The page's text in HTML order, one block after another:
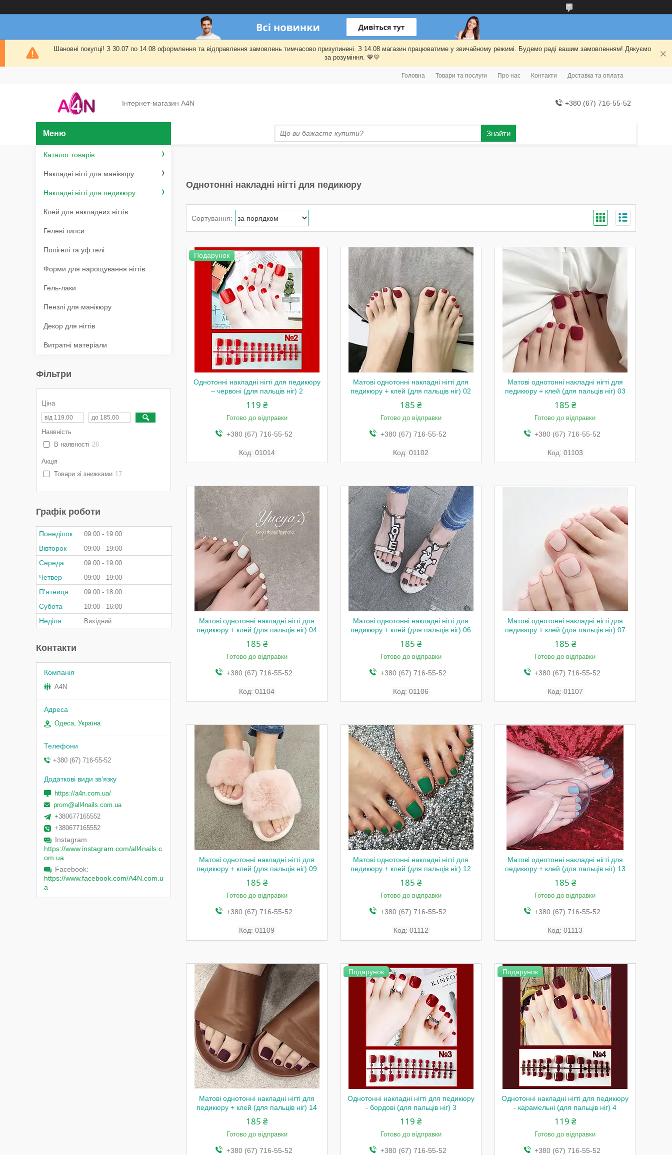
Шановні покупці! З 30.07 по 14.08 оформлення та відправлення замовлень тимчасово призупинені. З 14.08 магазин працюватиме у звичайному режимі. Будемо раді вашим замовленням! Дякуємо
за розуміння. 💙💛
Головна Товари та послуги Про нас Контакти Доставка та оплата
Інтернет-магазин A4N +380 (67) 716-55-52
Знайти
Однотонні накладні нігті для педикюру
Подарунок
Однотонні накладні нігті для педикюру
– червоні (для пальців ніг) 2
119 ₴
Готово до відправки
+380 (67) 716-55-52
01014
Матові однотонні накладні нігті для
педикюру + клей (для пальців ніг) 02
185 ₴
Готово до відправки
+380 (67) 716-55-52
01102
Матові однотонні накладні нігті для
педикюру + клей (для пальців ніг) 03
185 ₴
Готово до відправки
+380 (67) 716-55-52
01103
Матові однотонні накладні нігті для
педикюру + клей (для пальців ніг) 04
185 ₴
Готово до відправки
+380 (67) 716-55-52
01104
Матові однотонні накладні нігті для
педикюру + клей (для пальців ніг) 06
185 ₴
Готово до відправки
+380 (67) 716-55-52
01106
Матові однотонні накладні нігті для
педикюру + клей (для пальців ніг) 07
185 ₴
Готово до відправки
+380 (67) 716-55-52
01107
Матові однотонні накладні нігті для
педикюру + клей (для пальців ніг) 09
185 ₴
Готово до відправки
+380 (67) 716-55-52
01109
Матові однотонні накладні нігті для
педикюру + клей (для пальців ніг) 12
185 ₴
Готово до відправки
+380 (67) 716-55-52
01112
Матові однотонні накладні нігті для
педикюру + клей (для пальців ніг) 13
185 ₴
Готово до відправки
+380 (67) 716-55-52
01113
Матові однотонні накладні нігті для
педикюру + клей (для пальців ніг) 14
185 ₴
Готово до відправки
+380 (67) 716-55-52
Подарунок
Однотонні накладні нігті для педикюру
- бордові (для пальців ніг) 3
119 ₴
Готово до відправки
+380 (67) 716-55-52
Подарунок
Однотонні накладні нігті для педикюру
- карамельні (для пальців ніг) 4
119 ₴
Готово до відправки
+380 (67) 716-55-52
Каталог товарів
Накладні нігті для манікюру
Накладні нігті для педикюру
Клей для накладних нігтів
Гелеві типси
Полігелі та уф.гелі
Форми для нарощування нігтів
Гель-лаки
Пензлі для манікюру
Декор для нігтів
Витратні матеріали
Фільтри
Ціна
Наявність
В наявності 26
Акція
Товари зі знижками 17
Графік роботи
Понеділок 09:00 19:00
Вівторок 09:00 19:00
Середа 09:00 19:00
Четвер 09:00 19:00
Пʼятниця 09:00 18:00
Субота 10:00 16:00
Неділя Вихідний
Контакти
A4N
Одеса, Україна
+380 (67) 716-55-52
https://a4n.com.ua/
prom@all4nails.com.ua
+380677165552
+380677165552
Instagram
https://www.instagram.com/all4nails.c
om.ua
Facebook
https://www.facebook.com/A4N.com.u
a